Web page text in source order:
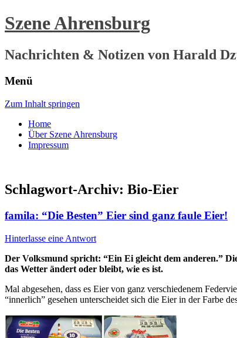
Szene Ahrensburg
Nachrichten & Notizen von Harald
Menü
Zum Inhalt springen
Home
Über Szene Ahrensburg
Impressum
Schlagwort-Archiv: Bio-Eier
famila: “Die Besten” Eier sind ganz faule Eier!
Hinterlasse eine Antwort
Der Volksmund spricht: “Ein Ei gleicht dem anderen.”
das Wetter ändert oder bleibt, wie es ist.
Mal abgesehen, dass es Eier von ganz verschiedenem
“innerlich” gesehen unterscheidet sich die Eier in der Farbe